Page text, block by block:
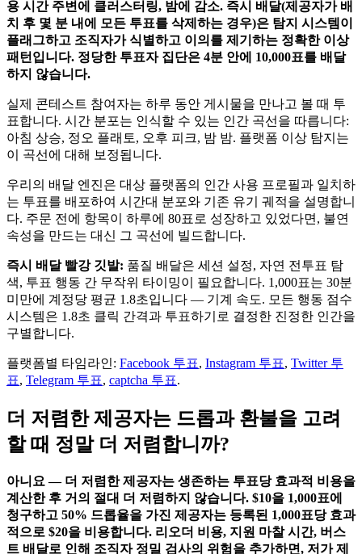
용 시간 주변에 클러스터링, 밤에 감소. 즉시 배달(제공자가 배
치 후 몇 분 내에 모든 투표를 삭제하는 경우)은 탐지 시스템이
플래그하고 조직자가 식별하고 이의를 제기하는 정확한 이상
패턴입니다. 정당한 투표자 집단은 4분 안에 10,000표를 배달
하지 않습니다.
실제 콘테스트 참여자는 하루 동안 게시물을 만나고 볼 때 투
표합니다. 시간 분포는 인식할 수 있는 인간 곡선을 따릅니다:
아침 상승, 정오 플래토, 오후 피크, 밤 밤. 플랫폼 이상 탐지는
이 곡선에 대해 보정됩니다.
우리의 배달 엔진은 대상 플랫폼의 인간 사용 프로필과 일치하
는 투표를 배포하여 시간대 분포와 기존 유기 궤적을 설명합니
다. 주문 전에 항목이 하루에 80표로 성장하고 있었다면, 불연
속성을 만드는 대신 그 곡선에 빌드합니다.
즉시 배달 빨강 깃발: 품질 배달은 세션 설정, 자연 전투표 탐
색, 투표 행동 간 무작위 타이밍이 필요합니다. 1,000표는 30분
미만에 계정당 평균 1.8초입니다 — 기계 속도. 모든 행동 점수
시스템은 1.8초 클릭 간격과 투표하기로 결정한 진정한 인간을
구별합니다.
플랫폼별 타임라인: Facebook 투표, Instagram 투표, Twitter 투
표, Telegram 투표, captcha 투표.
더 저렴한 제공자는 드롭과 환불을 고려
할 때 정말 더 저렴합니까?
아니요 — 더 저렴한 제공자는 생존하는 투표당 효과적 비용을
계산한 후 거의 절대 더 저렴하지 않습니다. $10을 1,000표에
청구하고 50% 드롭율을 가진 제공자는 등록된 1,000표당 효과
적으로 $20을 비용합니다. 리오더 비용, 지원 마찰 시간, 버스
트 배달로 인해 조직자 정밀 검사의 위험을 추가하면, 저가 제